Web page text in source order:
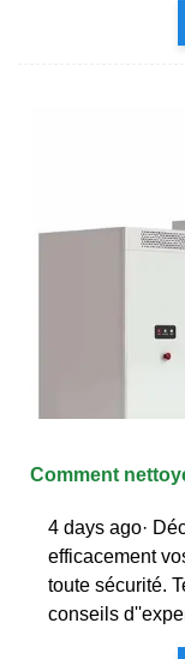
Comment
4 days ago·
efficacement
toute sécurité.
conseils